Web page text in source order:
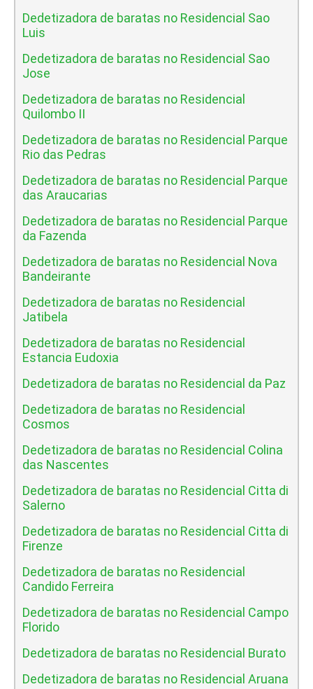
Dedetizadora de baratas no Residencial Sao
Luis
Dedetizadora de baratas no Residencial Sao
Jose
Dedetizadora de baratas no Residencial
Quilombo II
Dedetizadora de baratas no Residencial Parque
Rio das Pedras
Dedetizadora de baratas no Residencial Parque
das Araucarias
Dedetizadora de baratas no Residencial Parque
da Fazenda
Dedetizadora de baratas no Residencial Nova
Bandeirante
Dedetizadora de baratas no Residencial
Jatibela
Dedetizadora de baratas no Residencial
Estancia Eudoxia
Dedetizadora de baratas no Residencial da Paz
Dedetizadora de baratas no Residencial
Cosmos
Dedetizadora de baratas no Residencial Colina
das Nascentes
Dedetizadora de baratas no Residencial Citta di
Salerno
Dedetizadora de baratas no Residencial Citta di
Firenze
Dedetizadora de baratas no Residencial
Candido Ferreira
Dedetizadora de baratas no Residencial Campo
Florido
Dedetizadora de baratas no Residencial Burato
Dedetizadora de baratas no Residencial Aruana